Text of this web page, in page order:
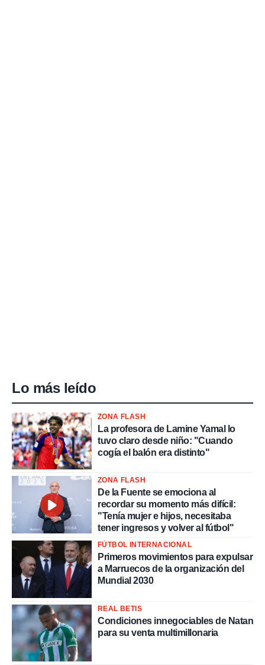
Lo más leído
ZONA FLASH
La profesora de Lamine Yamal lo
tuvo claro desde niño: "Cuando
cogía el balón era distinto"
ZONA FLASH
De la Fuente se emociona al
recordar su momento más difícil:
"Tenía mujer e hijos, necesitaba
tener ingresos y volver al fútbol"
FÚTBOL INTERNACIONAL
Primeros movimientos para expulsar
a Marruecos de la organización del
Mundial 2030
REAL BETIS
Condiciones innegociables de Natan
para su venta multimillonaria